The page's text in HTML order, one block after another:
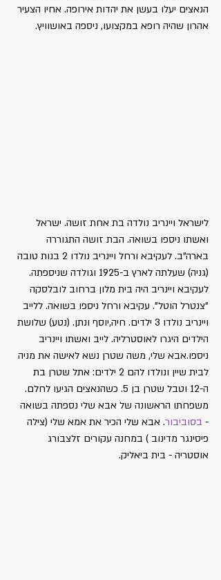
הנאצים יעלו בעשן את יהדות אירופה. אחיו הצעיר
אהרון שהיה רופא במקצועו, ניספה באושוויץ.
לישראל ויינריב נולדה בת אחת זושה. ישראל
ואשתו ניספו בשואה. הבת זושה התגוררה
בארה"ב. לעקיבא ורחל ויינריב נולדו 2 בנות טובה
(גניה) שעלתה לארץ ב-1925 וגולדה שניספתה.
לעקיבא ויינריב היה בית מלון ברחוב לובלסקה
"צנטרל הוטל". עקיבא ורחל ניספו בשואה. ללייב
ויינריב נולדו 3 ילדים. חיה,יוסף ונתן. (נטע) שלושת
הילדים היגרו לאוסטרליה. לייב ואשתו ויינריב
ניספו.אבא שלי, משה שטרן נשא לאישה את מניה
לבית שיין ונולדו להם 2 ילדים: אתל שטרן בת
ה-12 וטבל שטרן בן 5. כשהנאצים הגיעו לחלם.
משפחתו הראשונה של אבא שלי נספתה בשואה
- בסוביבור. אבא שלי הכיר את אמא שלי (צילה
פיסינגר מדינוב ) במחנה עקורים זלצבורג
אוסטריה - בית ביאליק.